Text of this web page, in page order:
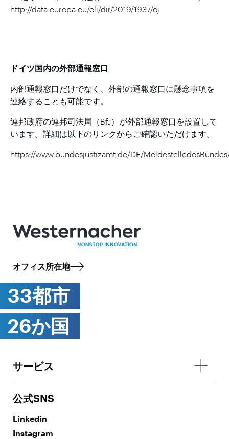
http://data.europa.eu/eli/dir/2019/1937/oj
ドイツ国内の外部通報窓口
内部通報窓口だけでなく、外部の通報窓口に懸念事項を
連絡することも可能です。
連邦政府の連邦司法局（BfJ）が外部通報窓口を設置して
います。詳細は以下のリンクからご確認いただけます。
https://www.bundesjustizamt.de/DE/
オフィス所在地
33都市
26か国
サービス
公式SNS
Linkedin
Instagram